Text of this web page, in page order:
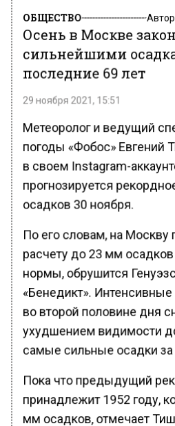
ОБЩЕСТВО
Осень в Москве
сильнейшими
последние 69 лет
29 ноября 2021, 15:51
Метеоролог и ведущий
погоды «Фобос» Евгений
в своем Instagram-
прогнозируется
осадков 30 ноября.
По его словам, на Москву
расчету до 23 мм
нормы, обрушится
«Бенедикт».
во второй половине дня
ухудшением видимости
самые сильные осадки за
Пока что предыдущий
принадлежит 1952 году,
мм осадков, отмечает